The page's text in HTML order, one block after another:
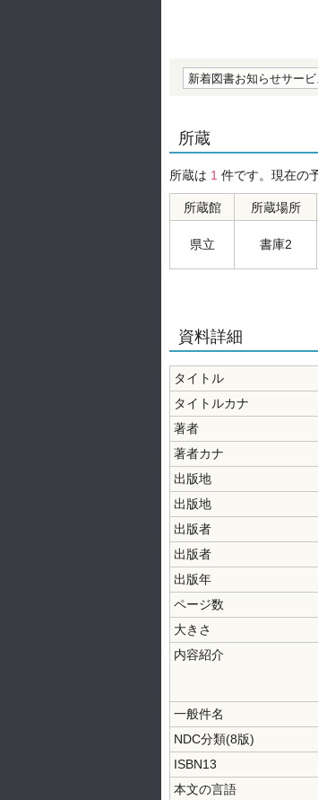
新着図書お知らせサービ
所蔵
所蔵は 1 件です。現在の
所蔵館 所蔵場所
県立 書庫2
資料詳細
タイトル
タイトルカナ
著者
著者カナ
出版地
出版地
出版者
出版者
出版年
ページ数
大きさ
内容紹介
一般件名
NDC分類(8版)
ISBN13
本文の言語